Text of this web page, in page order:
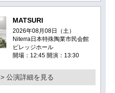
MATSURI
2026年08月08日（土）
Niterra日本特殊陶業市民会館
ビレッジホール
開場：12:45 開演：13:30
> 公演詳細を見る